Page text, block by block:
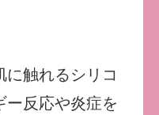
触れるシリコ
ー反応や炎症を